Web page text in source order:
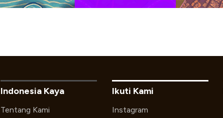
Indonesia Kaya
Tentang Kami
Ikuti Kami
Instagram